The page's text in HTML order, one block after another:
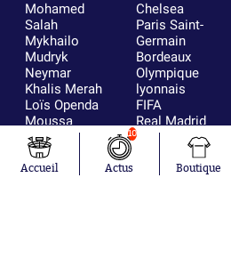
Mohamed
Salah
Mykhailo
Mudryk
Neymar
Khalis Merah
Loïs Openda
Moussa
Niakhaté
Nicolás
Tagliafico
Chelsea
Paris Saint-
Germain
Bordeaux
Olympique
lyonnais
FIFA
Real Madrid
RC Strasbourg
Accueil
10
Actus Boutique